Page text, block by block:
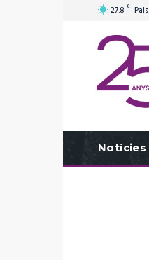
27.8 C Pals
Notícies